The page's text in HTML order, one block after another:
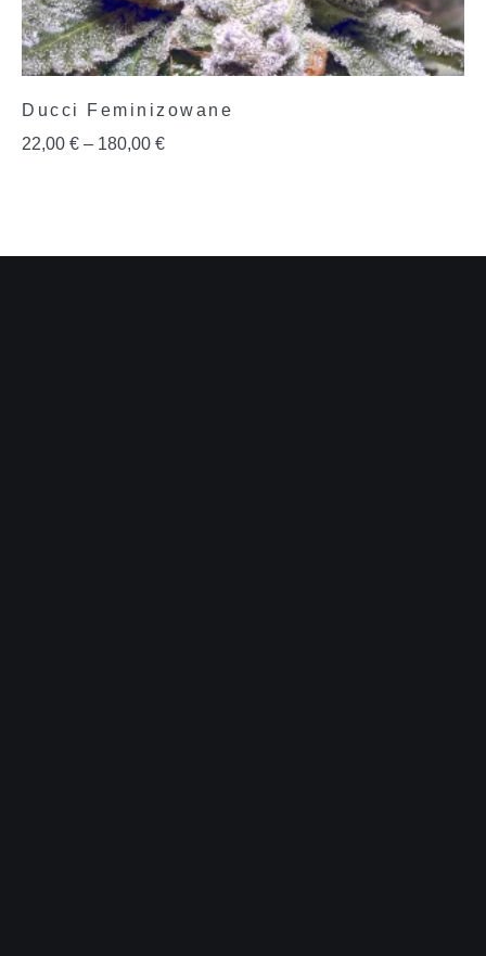
Ducci Feminizowane
22,00 € – 180,00 €